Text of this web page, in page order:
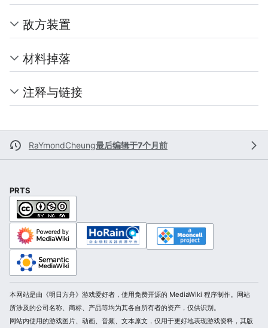
敌方装置
材料掉落
注释与链接
RaYmondCheung最后编辑于7个月前
PRTS
本网站是由《明日方舟》游戏爱好者，使用免费开源的 MediaWiki 程序制作。网站
所涉及的公司名称、商标、产品等均为其各自所有者的资产，仅供识别。
网站内使用的游戏图片、动画、音频、文本原文，仅用于更好地表现游戏资料，其版